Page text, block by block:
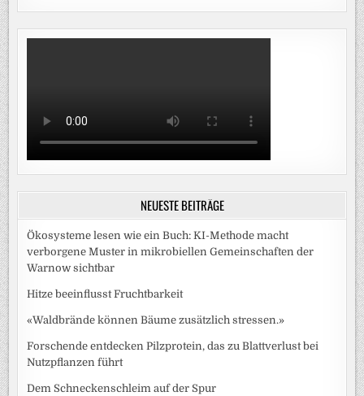
NEUESTE BEITRÄGE
Ökosysteme lesen wie ein Buch: KI-Methode macht
verborgene Muster in mikrobiellen Gemeinschaften der
Warnow sichtbar
Hitze beeinflusst Fruchtbarkeit
«Waldbrände können Bäume zusätzlich stressen.»
Forschende entdecken Pilzprotein, das zu Blattverlust bei
Nutzpflanzen führt
Dem Schneckenschleim auf der Spur